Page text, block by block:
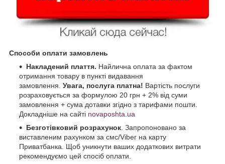
Способи оплати замовлень
Накладений плаття. Найлична оплата за фактом
отримання товару в пункті видавання
замовлення. Увага, послуга платна! Вартість послуги
розраховується за формулою 20 грн + 2% від суми
замовлення + сума дотавки згідно з тарифами пошти.
Докладніше на сайті novaposhta.ua
Безготівковий розрахунок. Запропоновано за
виставленим рахунком за смс/Viber на карту
Приватбанка. Щоб уникнути ваших додаткових витрати
рекомендуємо цей спосіб оплати.